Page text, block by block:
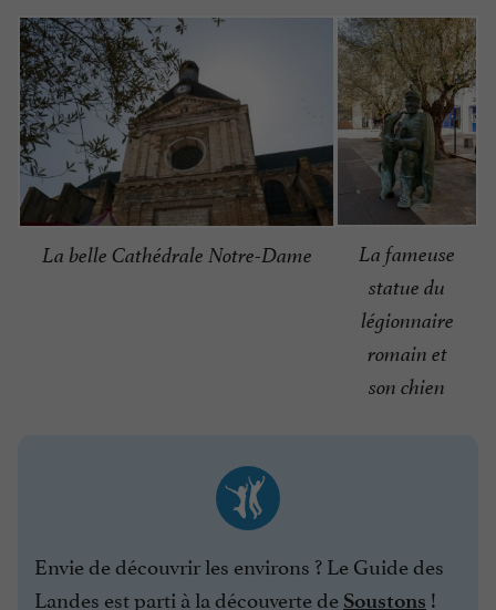
La belle Cathédrale Notre-Dame
La fameuse
statue du
légionnaire
romain et
son chien
Envie de découvrir les environs ? Le Guide des
Landes est parti à la découverte de Soustons !